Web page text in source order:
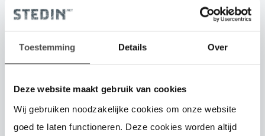
Toestemming Details Over
Deze website maakt gebruik van cookies
Wij gebruiken noodzakelijke cookies om onze website
goed te laten functioneren. Deze cookies worden altijd
aanvragen?
Wat moet ik regelen bij het overlijden van een
familielid/bekende?